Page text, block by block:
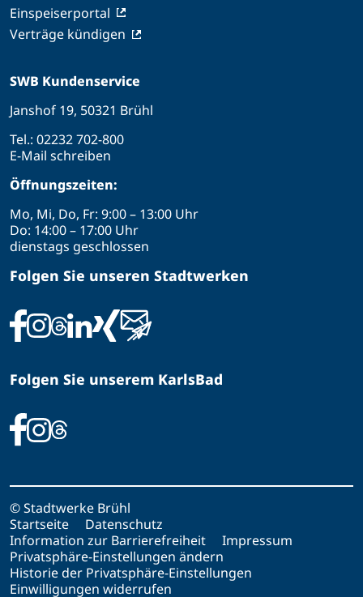
Einspeiserportal
Verträge kündigen
SWB Kundenservice
Janshof 19, 50321 Brühl
Tel.: 02232 702-800
E-Mail schreiben
Öffnungszeiten:
Mo, Mi, Do, Fr: 9:00 – 13:00 Uhr
Do: 14:00 – 17:00 Uhr
dienstags geschlossen
Folgen Sie unseren Stadtwerken
Folgen Sie unserem KarlsBad
© Stadtwerke Brühl
Startseite
Datenschutz
Information zur Barrierefreiheit
Impressum
Privatsphäre-Einstellungen ändern
Historie der Privatsphäre-Einstellungen
Einwilligungen widerrufen